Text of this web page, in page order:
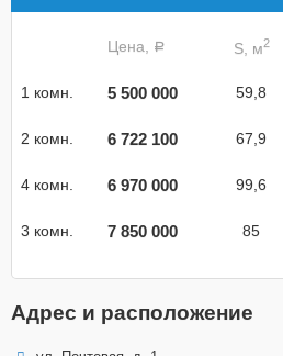
Цена, a S, м2
1 комн. 5 500 000 59,8
2 комн. 6 722 100 67,9
4 комн. 6 970 000 99,6
3 комн. 7 850 000 85
Адрес и расположение